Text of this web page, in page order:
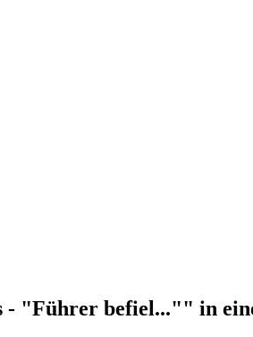
"Führer befiel..."" in